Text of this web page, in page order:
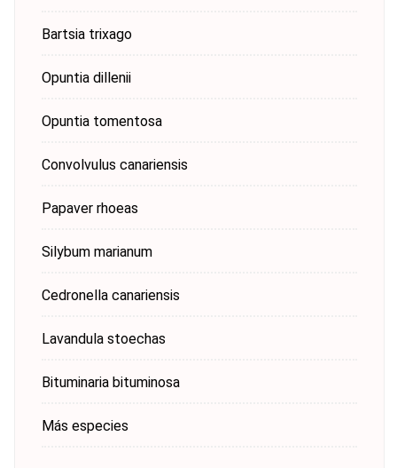
Bartsia trixago
Opuntia dillenii
Opuntia tomentosa
Convolvulus canariensis
Papaver rhoeas
Silybum marianum
Cedronella canariensis
Lavandula stoechas
Bituminaria bituminosa
Más especies